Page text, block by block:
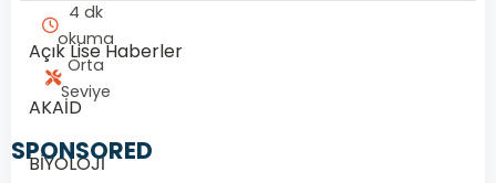
4 dk
okuma
Orta
Seviye
SPONSORED
Açık Lise Haberler
AKAİD
BİYOLOJİ